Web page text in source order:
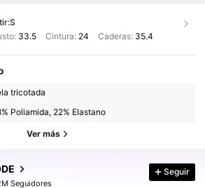
S
33.5 Cintura: 24 Caderas: 35.4
tricotada
Poliamida, 22% Elastano
Ver más
Seguidores
Seguidores
Seguidores
Seguir